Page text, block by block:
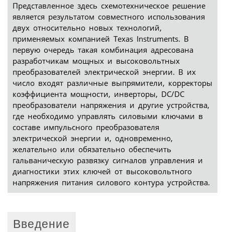
Представленное здесь схемотехническое решение
является результатом совместного использования
двух относительно новых технологий,
применяемых компанией Texas Instruments. В
первую очередь такая комбинация адресована
разработчикам мощных и высоковольтных
преобразователей электрической энергии. В их
число входят различные выпрямители, корректоры
коэффициента мощности, инверторы, DC/DC
преобразователи напряжения и другие устройства,
где необходимо управлять силовыми ключами в
составе импульсного преобразователя
электрической энергии и, одновременно,
желательно или обязательно обеспечить
гальваническую развязку сигналов управления и
диагностики этих ключей от высоковольтного
напряжения питания силового контура устройства.
Введение